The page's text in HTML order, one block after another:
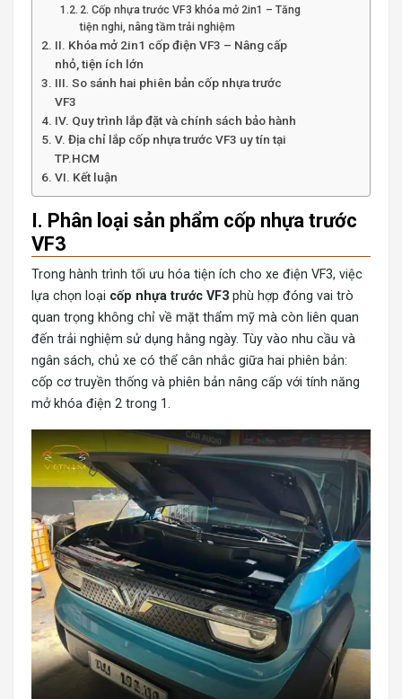
2. Cốp nhựa trước VF3 khóa mở 2in1 – Tăng
tiện nghi, nâng tầm trải nghiệm
II. Khóa mở 2in1 cốp điện VF3 – Nâng cấp
nhỏ, tiện ích lớn
III. So sánh hai phiên bản cốp nhựa trước
VF3
IV. Quy trình lắp đặt và chính sách bảo hành
V. Địa chỉ lắp cốp nhựa trước VF3 uy tín tại
TP.HCM
VI. Kết luận
I. Phân loại sản phẩm cốp nhựa trước
VF3
Trong hành trình tối ưu hóa tiện ích cho xe điện VF3, việc
lựa chọn loại cốp nhựa trước VF3 phù hợp đóng vai trò
quan trọng không chỉ về mặt thẩm mỹ mà còn liên quan
đến trải nghiệm sử dụng hằng ngày. Tùy vào nhu cầu và
ngân sách, chủ xe có thể cân nhắc giữa hai phiên bản:
cốp cơ truyền thống và phiên bản nâng cấp với tính năng
mở khóa điện 2 trong 1.